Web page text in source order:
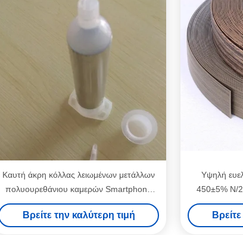
Καυτή άκρη κόλλας λειωμένων μετάλλων
πολυουρεθάνιου καμερών Smartphone
που συνδέει την ηλεκτρονική συγκολλητική
κόλλα
Βρείτε την καλύτερη τιμή
Υψηλή
450±5% N/
τήξης